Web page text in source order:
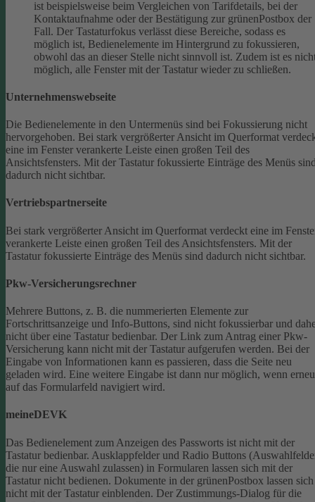
ist beispielsweise beim Vergleichen von Tarifdetails, bei der
Kontaktaufnahme oder der Bestätigung zur grünenPostbox der
Fall. Der Tastaturfokus verlässt diese Bereiche, sodass es
möglich ist, Bedienelemente im Hintergrund zu fokussieren,
obwohl das an dieser Stelle nicht sinnvoll ist. Zudem ist es
möglich, alle Fenster mit der Tastatur wieder zu schließen.
Unternehmenswebseite
Die Bedienelemente in den Untermenüs sind bei Fokussierung nicht
hervorgehoben. Bei stark vergrößerter Ansicht im Querformat
eine im Fenster verankerte Leiste einen großen Teil des
Ansichtsfensters. Mit der Tastatur fokussierte Einträge des Menüs
dadurch nicht sichtbar.
Vertriebspartnerseite
Bei stark vergrößerter Ansicht im Querformat verdeckt eine im
verankerte Leiste einen großen Teil des Ansichtsfensters. Mit der
Tastatur fokussierte Einträge des Menüs sind dadurch nicht sichtbar.
Pkw-Versicherungsrechner
Mehrere Buttons, z. B. die nummerierten Elemente zur
Fortschrittsanzeige und Info-Buttons, sind nicht fokussierbar und
nicht über eine Tastatur bedienbar. Der Link zum Antrag einer Pkw-
Versicherung kann nicht mit der Tastatur aufgerufen werden. Bei der
Eingabe von Informationen kann es passieren, dass die Seite neu
geladen wird. Eine weitere Eingabe ist dann nur möglich, wenn
auf das Formularfeld navigiert wird.
meineDEVK
Das Bedienelement zum Anzeigen des Passworts ist nicht mit der
Tastatur bedienbar. Ausklappfelder und Radio Buttons
die nur eine Auswahl zulassen) in Formularen lassen sich mit der
Tastatur nicht bedienen. Dokumente in der grünenPostbox lassen sich
nicht mit der Tastatur einblenden. Der Zustimmungs-Dialog für die